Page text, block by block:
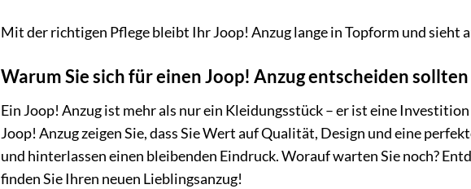
Mit der richtigen Pflege bleibt Ihr Joop! Anzug lange in Topform und sieht
Warum Sie sich für einen Joop! Anzug entscheiden sollten
Ein Joop! Anzug ist mehr als nur ein Kleidungsstück – er ist eine
Joop! Anzug zeigen Sie, dass Sie Wert auf Qualität, Design und eine
und hinterlassen einen bleibenden Eindruck. Worauf warten Sie noch?
finden Sie Ihren neuen Lieblingsanzug!